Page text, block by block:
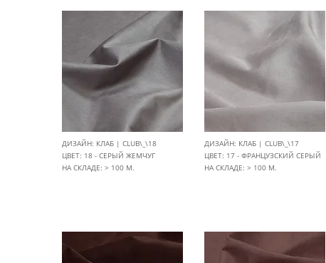
ДИЗАЙН: КЛАБ | CLUB\_\18
ЦВЕТ: 18 - СЕРЫЙ ЖЕМЧУГ
НА СКЛАДЕ: > 100 М.
ДИЗАЙН: КЛАБ | CLUB\_\17
ЦВЕТ: 17 - ФРАНЦУЗСКИЙ СЕРЫЙ
НА СКЛАДЕ: > 100 М.